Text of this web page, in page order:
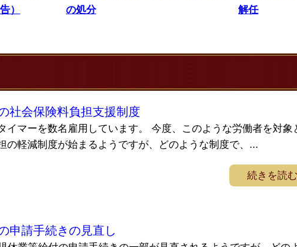
）
の処分
解任
社会保険料負担支援制度
イマーを数名雇用しています。 今度、このような労働者を対象
の軽減制度が始まるようですが、どのような制度で、...
続きを読む
申請手続きの見直し